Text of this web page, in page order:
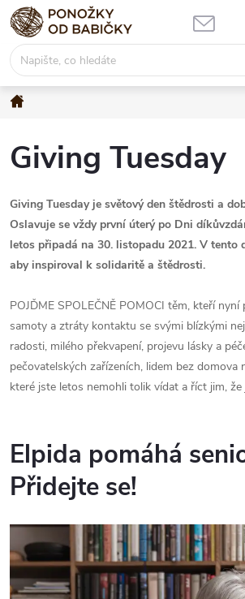
Přejít
na
obsah
Domů
Giving Tuesday
Giving Tuesday je světový den štědrosti a
Oslavuje se vždy první úterý po Dni
letos připadá na 30. listopadu 2021. V tento
aby inspiroval k solidaritě a štědrosti.
POJĎME SPOLEČNĚ POMOCI těm, kteří
samoty a ztráty kontaktu se svými blízkými
radosti, milého překvapení, projevu lásky a
pečovatelských zařízeních, lidem bez domova
které jste letos nemohli tolik vídat a říct jim, že
Elpida pomáhá
Přidejte se!